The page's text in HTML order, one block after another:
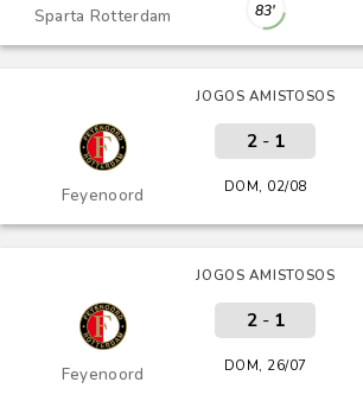
Sparta Rotterdam 83'
JOGOS AMISTOSOS
Feyenoord
2- 1
DOM, 02/08
JOGOS AMISTOSOS
Feyenoord
2- 1
DOM, 26/07